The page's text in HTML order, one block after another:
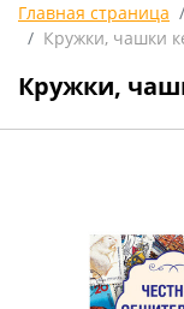
Главная страница
Кружки, чашки
Кружки,